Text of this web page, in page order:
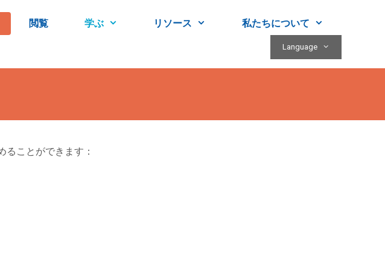
閲覧 学ぶ リソース 私たちについて
Language
ことができます：